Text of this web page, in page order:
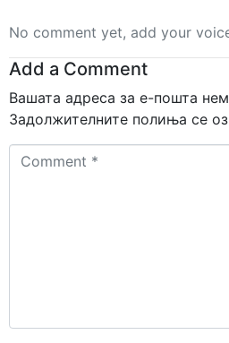
No comment yet, add your
Add a Comment
Вашата адреса за е-пошта
Задолжителните полиња се
Comment